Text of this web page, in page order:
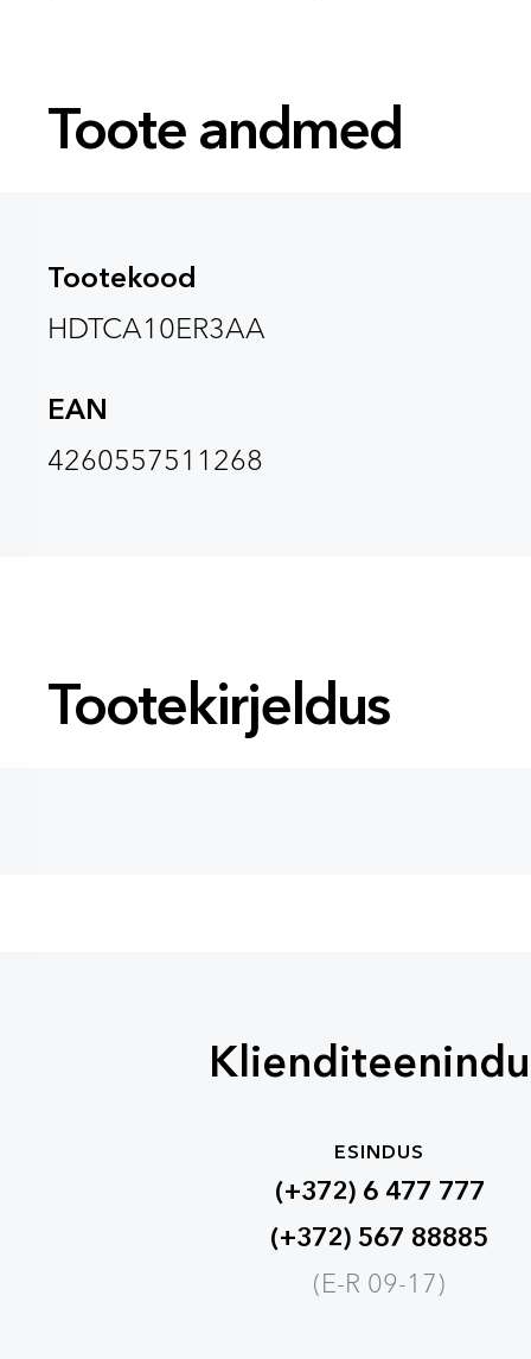
Toote andmed
Tootekood
HDTCA10ER3AA
EAN
4260557511268
Tootekirjeldus
ESINDUS
(+372) 6 477 777
(+372) 567 88885
(E-R 09-17)